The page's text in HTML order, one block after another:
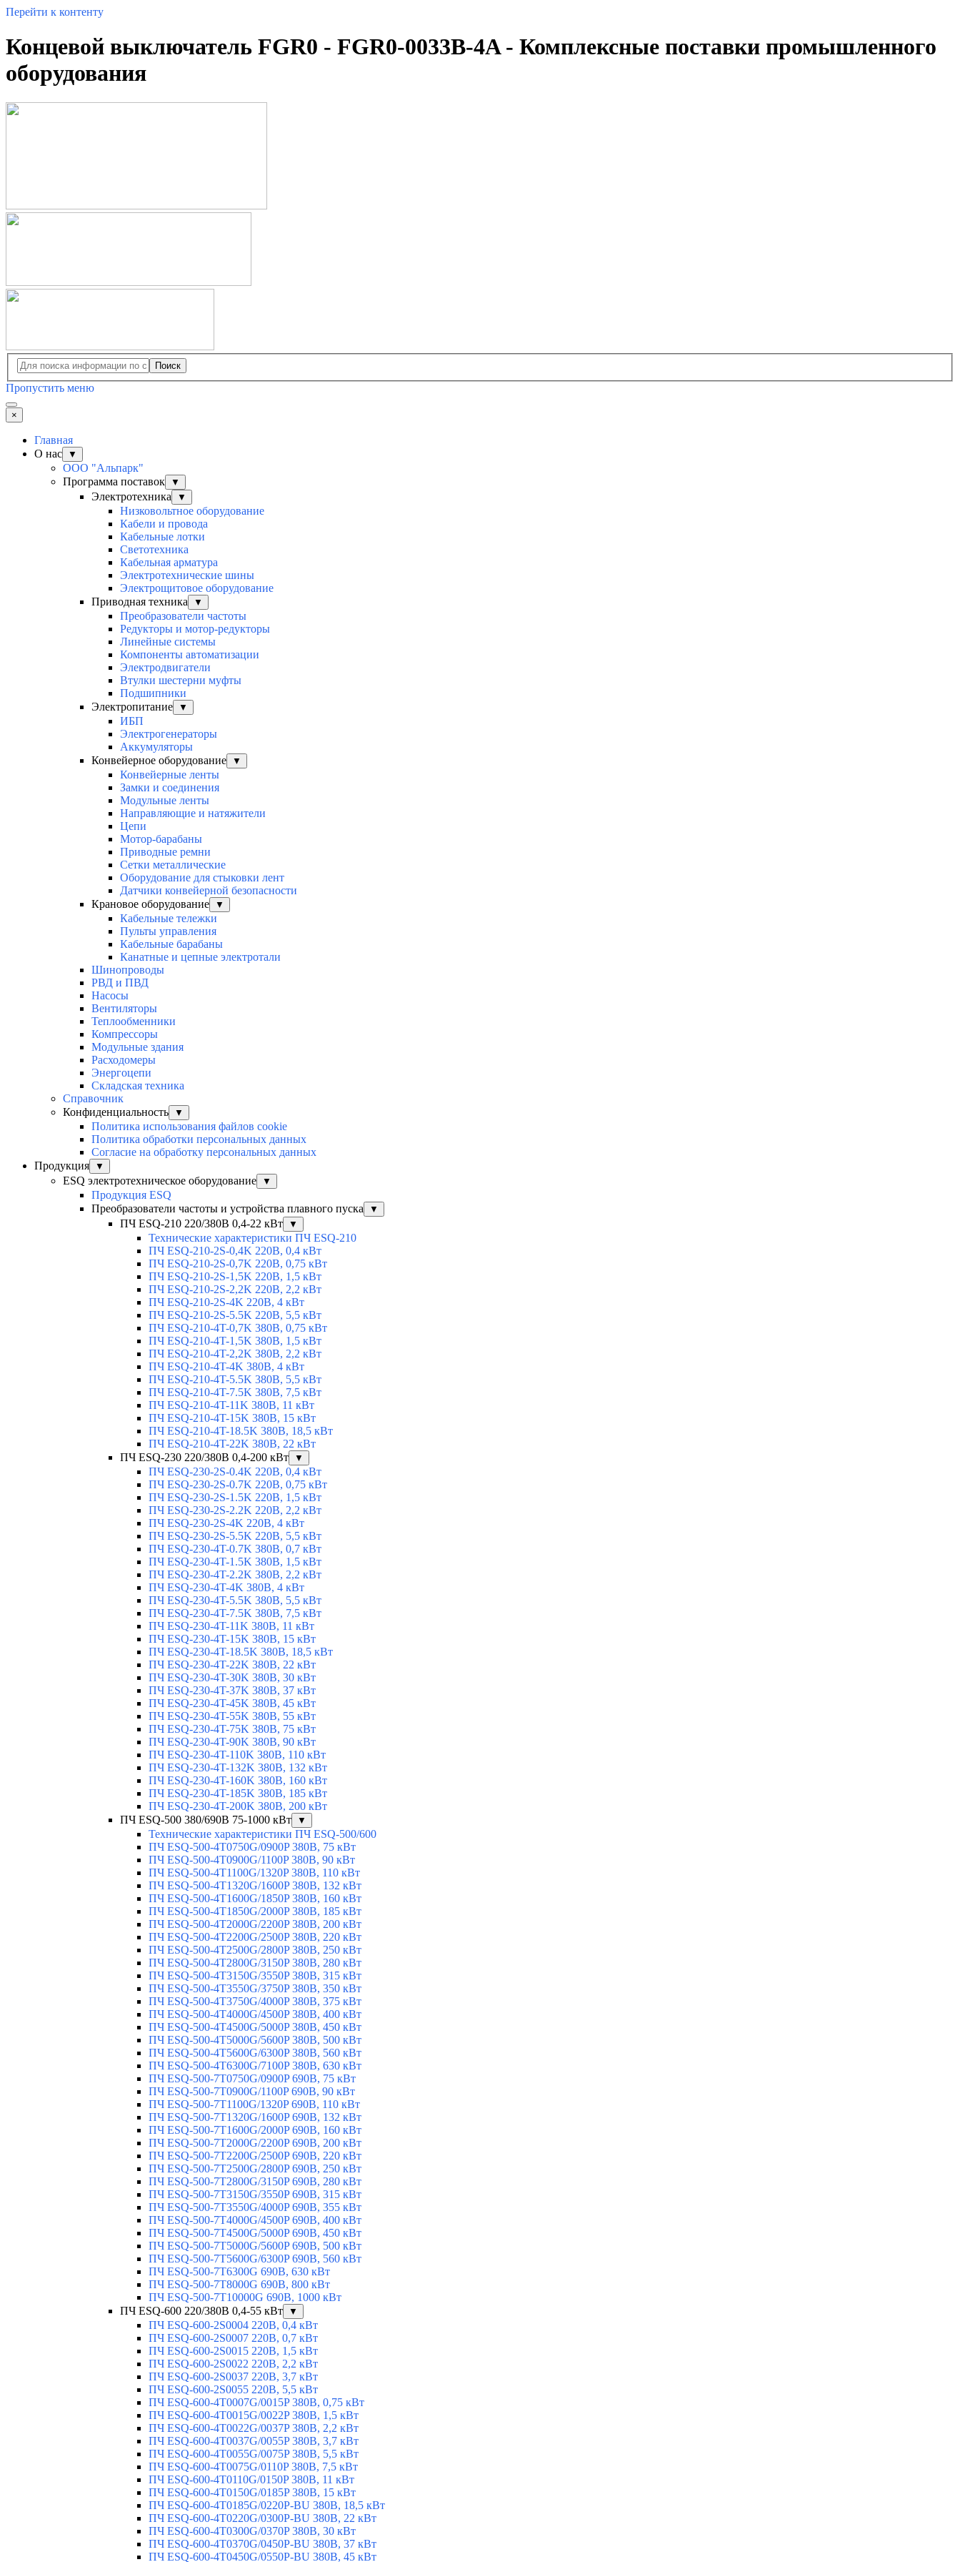
Перейти к контенту
Концевой выключатель FGR0 - FGR0-0033B-4A - Комплексные поставки промышленного
оборудования
Поиск
Пропустить меню
×
Главная
О нас
▼
ООО "Альпарк"
Программа поставок
▼
Электротехника ▼
Низковольтное оборудование
Кабели и провода
Кабельные лотки
Светотехника
Кабельная арматура
Электротехнические шины
Электрощитовое оборудование
Приводная техника
▼
Преобразователи частоты
Редукторы и мотор-редукторы
Линейные системы
Компоненты автоматизации
Электродвигатели
Втулки шестерни муфты
Подшипники
Электропитание
▼
ИБП
Электрогенераторы
Аккумуляторы
Конвейерное оборудование
▼
Конвейерные ленты
Замки и соединения
Модульные ленты
Направляющие и натяжители
Цепи
Мотор-барабаны
Приводные ремни
Сетки металлические
Оборудование для стыковки лент
Датчики конвейерной безопасности
Крановое оборудование
▼
Кабельные тележки
Пульты управления
Кабельные барабаны
Канатные и цепные электротали
Шинопроводы
РВД и ПВД
Насосы
Вентиляторы
Теплообменники
Компрессоры
Модульные здания
Расходомеры
Энергоцепи
Складская техника
Справочник
Конфиденциальность
▼
Политика использования файлов cookie
Политика обработки персональных данных
Согласие на обработку персональных данных
Продукция
▼
ESQ электротехническое оборудование ▼
Продукция ESQ
Преобразователи частоты и устройства плавного пуска
▼
ПЧ ESQ-210 220/380В 0,4-22 кВт ▼
Технические характеристики ПЧ ESQ-210
ПЧ ESQ-210-2S-0,4K 220В, 0,4 кВт
ПЧ ESQ-210-2S-0,7K 220В, 0,75 кВт
ПЧ ESQ-210-2S-1,5K 220В, 1,5 кВт
ПЧ ESQ-210-2S-2,2K 220В, 2,2 кВт
ПЧ ESQ-210-2S-4K 220В, 4 кВт
ПЧ ESQ-210-2S-5.5K 220В, 5,5 кВт
ПЧ ESQ-210-4T-0,7K 380В, 0,75 кВт
ПЧ ESQ-210-4T-1,5K 380В, 1,5 кВт
ПЧ ESQ-210-4T-2,2K 380В, 2,2 кВт
ПЧ ESQ-210-4T-4K 380В, 4 кВт
ПЧ ESQ-210-4T-5.5K 380В, 5,5 кВт
ПЧ ESQ-210-4T-7.5K 380В, 7,5 кВт
ПЧ ESQ-210-4T-11K 380В, 11 кВт
ПЧ ESQ-210-4T-15K 380В, 15 кВт
ПЧ ESQ-210-4T-18.5K 380В, 18,5 кВт
ПЧ ESQ-210-4T-22K 380В, 22 кВт
ПЧ ESQ-230 220/380В 0,4-200 кВт
▼
ПЧ ESQ-230-2S-0.4K 220В, 0,4 кВт
ПЧ ESQ-230-2S-0.7K 220В, 0,75 кВт
ПЧ ESQ-230-2S-1.5K 220В, 1,5 кВт
ПЧ ESQ-230-2S-2.2K 220В, 2,2 кВт
ПЧ ESQ-230-2S-4K 220В, 4 кВт
ПЧ ESQ-230-2S-5.5K 220В, 5,5 кВт
ПЧ ESQ-230-4T-0.7K 380В, 0,7 кВт
ПЧ ESQ-230-4T-1.5K 380В, 1,5 кВт
ПЧ ESQ-230-4T-2.2K 380В, 2,2 кВт
ПЧ ESQ-230-4T-4K 380В, 4 кВт
ПЧ ESQ-230-4T-5.5K 380В, 5,5 кВт
ПЧ ESQ-230-4T-7.5K 380В, 7,5 кВт
ПЧ ESQ-230-4T-11K 380В, 11 кВт
ПЧ ESQ-230-4T-15K 380В, 15 кВт
ПЧ ESQ-230-4T-18.5K 380В, 18,5 кВт
ПЧ ESQ-230-4T-22K 380В, 22 кВт
ПЧ ESQ-230-4T-30K 380В, 30 кВт
ПЧ ESQ-230-4T-37K 380В, 37 кВт
ПЧ ESQ-230-4T-45K 380В, 45 кВт
ПЧ ESQ-230-4T-55K 380В, 55 кВт
ПЧ ESQ-230-4T-75K 380В, 75 кВт
ПЧ ESQ-230-4T-90K 380В, 90 кВт
ПЧ ESQ-230-4T-110K 380В, 110 кВт
ПЧ ESQ-230-4T-132K 380В, 132 кВт
ПЧ ESQ-230-4T-160K 380В, 160 кВт
ПЧ ESQ-230-4T-185K 380В, 185 кВт
ПЧ ESQ-230-4T-200K 380В, 200 кВт
ПЧ ESQ-500 380/690В 75-1000 кВт
▼
Технические характеристики ПЧ ESQ-500/600
ПЧ ESQ-500-4T0750G/0900P 380В, 75 кВт
ПЧ ESQ-500-4T0900G/1100P 380В, 90 кВт
ПЧ ESQ-500-4T1100G/1320P 380В, 110 кВт
ПЧ ESQ-500-4T1320G/1600P 380В, 132 кВт
ПЧ ESQ-500-4T1600G/1850P 380В, 160 кВт
ПЧ ESQ-500-4T1850G/2000P 380В, 185 кВт
ПЧ ESQ-500-4T2000G/2200P 380В, 200 кВт
ПЧ ESQ-500-4T2200G/2500P 380В, 220 кВт
ПЧ ESQ-500-4T2500G/2800P 380В, 250 кВт
ПЧ ESQ-500-4T2800G/3150P 380В, 280 кВт
ПЧ ESQ-500-4T3150G/3550P 380В, 315 кВт
ПЧ ESQ-500-4T3550G/3750P 380В, 350 кВт
ПЧ ESQ-500-4T3750G/4000P 380В, 375 кВт
ПЧ ESQ-500-4T4000G/4500P 380В, 400 кВт
ПЧ ESQ-500-4T4500G/5000P 380В, 450 кВт
ПЧ ESQ-500-4T5000G/5600P 380В, 500 кВт
ПЧ ESQ-500-4T5600G/6300P 380В, 560 кВт
ПЧ ESQ-500-4T6300G/7100P 380В, 630 кВт
ПЧ ESQ-500-7T0750G/0900P 690В, 75 кВт
ПЧ ESQ-500-7T0900G/1100P 690В, 90 кВт
ПЧ ESQ-500-7T1100G/1320P 690В, 110 кВт
ПЧ ESQ-500-7T1320G/1600P 690В, 132 кВт
ПЧ ESQ-500-7T1600G/2000P 690В, 160 кВт
ПЧ ESQ-500-7T2000G/2200P 690В, 200 кВт
ПЧ ESQ-500-7T2200G/2500P 690В, 220 кВт
ПЧ ESQ-500-7T2500G/2800P 690В, 250 кВт
ПЧ ESQ-500-7T2800G/3150P 690В, 280 кВт
ПЧ ESQ-500-7T3150G/3550P 690В, 315 кВт
ПЧ ESQ-500-7T3550G/4000P 690В, 355 кВт
ПЧ ESQ-500-7T4000G/4500P 690В, 400 кВт
ПЧ ESQ-500-7T4500G/5000P 690В, 450 кВт
ПЧ ESQ-500-7T5000G/5600P 690В, 500 кВт
ПЧ ESQ-500-7T5600G/6300P 690В, 560 кВт
ПЧ ESQ-500-7T6300G 690В, 630 кВт
ПЧ ESQ-500-7T8000G 690В, 800 кВт
ПЧ ESQ-500-7T10000G 690В, 1000 кВт
ПЧ ESQ-600 220/380В 0,4-55 кВт
▼
ПЧ ESQ-600-2S0004 220В, 0,4 кВт
ПЧ ESQ-600-2S0007 220В, 0,7 кВт
ПЧ ESQ-600-2S0015 220В, 1,5 кВт
ПЧ ESQ-600-2S0022 220В, 2,2 кВт
ПЧ ESQ-600-2S0037 220В, 3,7 кВт
ПЧ ESQ-600-2S0055 220В, 5,5 кВт
ПЧ ESQ-600-4T0007G/0015P 380В, 0,75 кВт
ПЧ ESQ-600-4T0015G/0022P 380В, 1,5 кВт
ПЧ ESQ-600-4T0022G/0037P 380В, 2,2 кВт
ПЧ ESQ-600-4T0037G/0055P 380В, 3,7 кВт
ПЧ ESQ-600-4T0055G/0075P 380В, 5,5 кВт
ПЧ ESQ-600-4T0075G/0110P 380В, 7,5 кВт
ПЧ ESQ-600-4T0110G/0150P 380В, 11 кВт
ПЧ ESQ-600-4T0150G/0185P 380В, 15 кВт
ПЧ ESQ-600-4T0185G/0220P-BU 380В, 18,5 кВт
ПЧ ESQ-600-4T0220G/0300P-BU 380В, 22 кВт
ПЧ ESQ-600-4T0300G/0370P 380В, 30 кВт
ПЧ ESQ-600-4T0370G/0450P-BU 380В, 37 кВт
ПЧ ESQ-600-4T0450G/0550P-BU 380В, 45 кВт